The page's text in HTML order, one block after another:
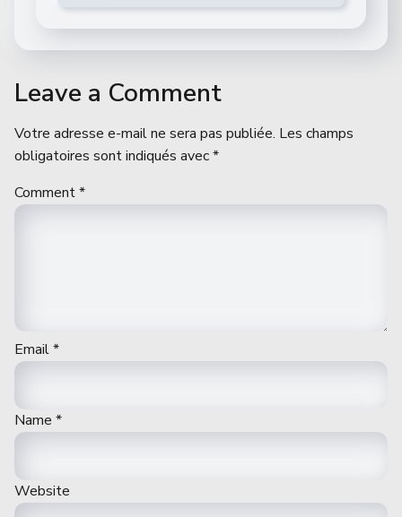
Leave a Comment
Votre adresse e-mail ne sera pas publiée. Les champs
obligatoires sont indiqués avec*
Comment*
Email*
Name *
Website